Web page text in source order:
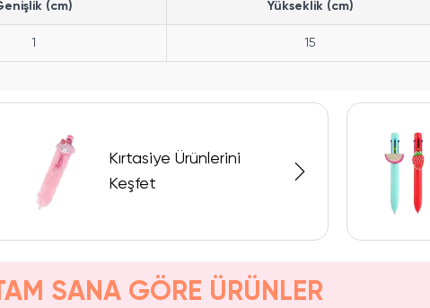
(cm) Yükseklik (cm)
1 15
Kırtasiye Ürünlerini
Keşfet
SANA GÖRE ÜRÜNLER